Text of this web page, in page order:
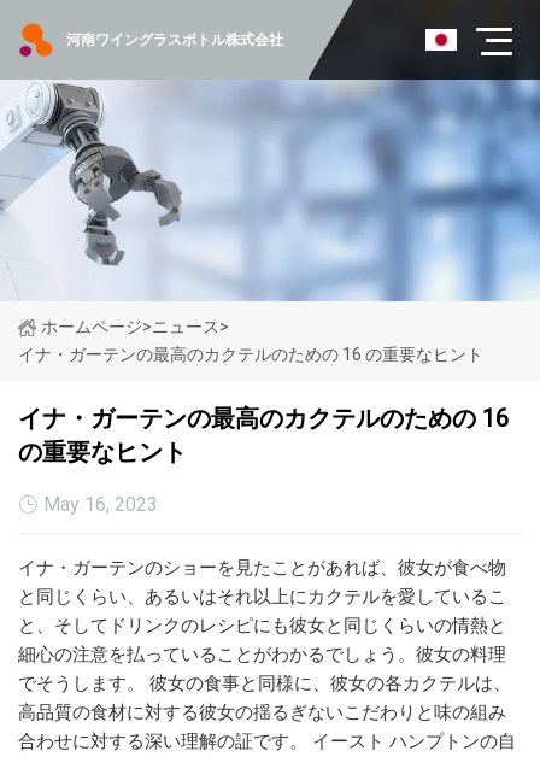
河南ワイングラスボトル株式会社
ホームページ>ニュース>
イナ・ガーテンの最高のカクテルのための 16 の重要なヒント
イナ・ガーテンの最高のカクテルのための 16
の重要なヒント
May 16, 2023
イナ・ガーテンのショーを見たことがあれば、彼女が食べ物
と同じくらい、あるいはそれ以上にカクテルを愛しているこ
と、そしてドリンクのレシピにも彼女と同じくらいの情熱と
細心の注意を払っていることがわかるでしょう。彼女の料理
でそうします。 彼女の食事と同様に、彼女の各カクテルは、
高品質の食材に対する彼女の揺るぎないこだわりと味の組み
合わせに対する深い理解の証です。 イースト ハンプトンの自